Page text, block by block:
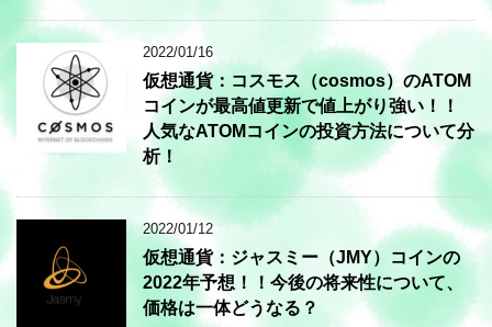
2022/01/16
仮想通貨：コスモス（cosmos）のATOM
コインが最高値更新で値上がり強い！！
人気なATOMコインの投資方法について分
析！
2022/01/12
仮想通貨：ジャスミー（JMY）コインの
2022年予想！！今後の将来性について、
価格は一体どうなる？